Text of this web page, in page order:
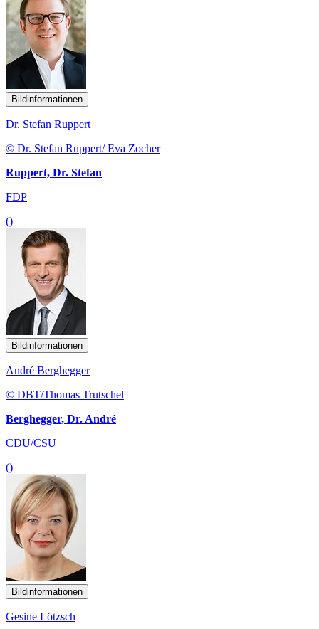
Bildinformationen
Dr. Stefan Ruppert
© Dr. Stefan Ruppert/ Eva Zocher
Ruppert, Dr. Stefan
FDP
()
Bildinformationen
André Berghegger
© DBT/Thomas Trutschel
Berghegger, Dr. André
CDU/CSU
()
Bildinformationen
Gesine Lötzsch